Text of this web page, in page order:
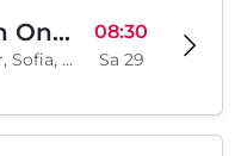
DEV.BG All in One 2026
Inter Ekspo Tsentar, Sofia, BG
08:30
Sa 29